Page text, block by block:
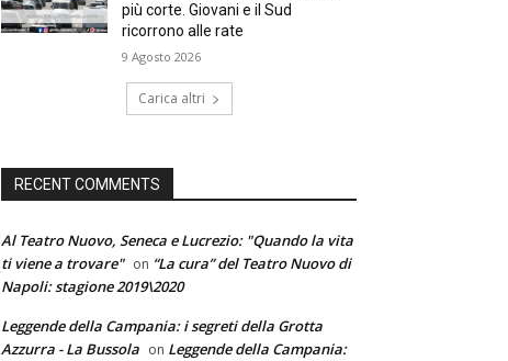
più corte. Giovani e il Sud
ricorrono alle rate
9 Agosto 2026
Carica altri
RECENT COMMENTS
Al Teatro Nuovo, Seneca e Lucrezio: "Quando la vita
ti viene a trovare" on “La cura” del Teatro Nuovo di
Napoli: stagione 2019\2020
Leggende della Campania: i segreti della Grotta
Azzurra - La Bussola on Leggende della Campania: